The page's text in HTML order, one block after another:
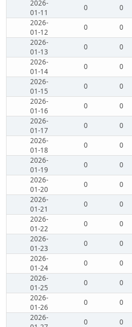
2026-
01-11
0 0
2026-
01-12
0 0
2026-
01-13
0 0
2026-
01-14
0 0
2026-
01-15
0 0
2026-
01-16
0 0
2026-
01-17
0 0
2026-
01-18
0 0
2026-
01-19
0 0
2026-
01-20
0 0
2026-
01-21
0 0
2026-
01-22
0 0
2026-
01-23
0 0
2026-
01-24
0 0
2026-
01-25
0 0
2026-
01-26
0 0
2026-
0 0